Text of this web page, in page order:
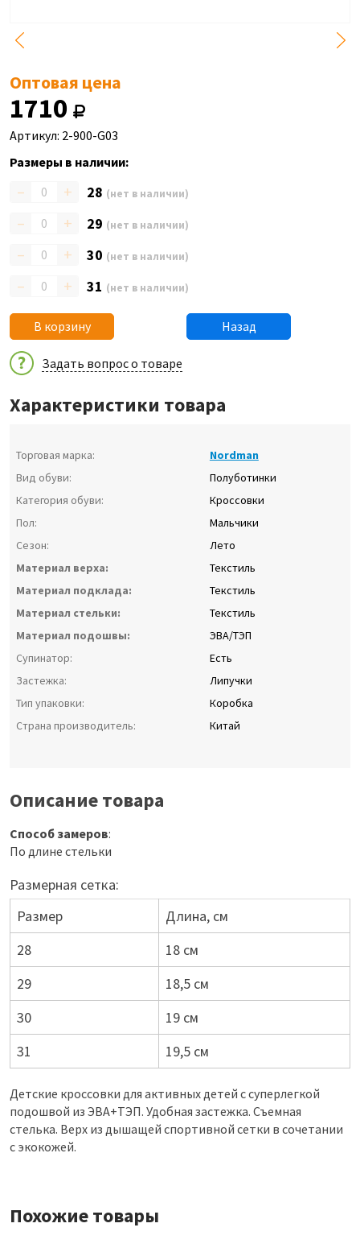
Оптовая цена
1710
Артикул: 2-900-G03
Размеры в наличии:
– + 28 (нет в наличии)
– + 29 (нет в наличии)
– + 30 (нет в наличии)
– + 31 (нет в наличии)
В корзину Назад
Задать вопрос о товаре
Характеристики товара
Торговая марка:
Nordman
Вид обуви:
Полуботинки
Категория обуви:
Кроссовки
Пол:
Мальчики
Сезон:
Лето
Материал верха:
Текстиль
Материал подклада:
Текстиль
Материал стельки:
Текстиль
Материал подошвы:
ЭВА/ТЭП
Супинатор:
Есть
Застежка:
Липучки
Тип упаковки:
Коробка
Страна производитель:
Китай
Описание товара
Способ замеров:
По длине стельки
Размерная сетка:
Размер
Длина, см
28
18 см
29
18,5 см
30
19 см
31
19,5 см
Детские кроссовки для активных детей с суперлегкой
подошвой из ЭВА+ТЭП. Удобная застежка. Съемная
стелька. Верх из дышащей спортивной сетки в сочетании
с экокожей.
Похожие товары